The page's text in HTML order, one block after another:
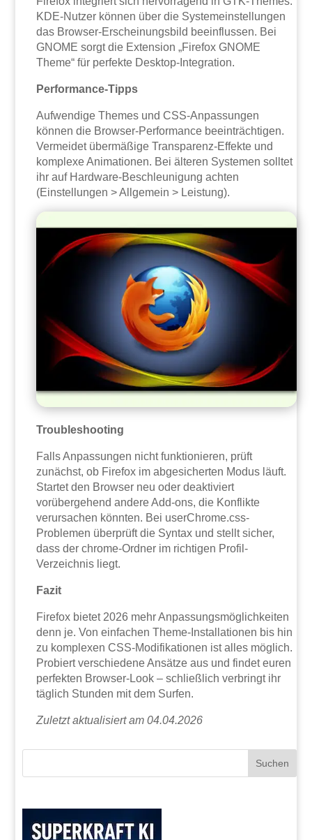
KDE-Nutzer können über die Systemeinstellungen
das Browser-Erscheinungsbild beeinflussen. Bei
GNOME sorgt die Extension „Firefox GNOME
Theme“ für perfekte Desktop-Integration.
Performance-Tipps
Aufwendige Themes und CSS-Anpassungen
können die Browser-Performance beeinträchtigen.
Vermeidet übermäßige Transparenz-Effekte und
komplexe Animationen. Bei älteren Systemen solltet
ihr auf Hardware-Beschleunigung achten
(Einstellungen > Allgemein > Leistung).
Troubleshooting
Falls Anpassungen nicht funktionieren, prüft
zunächst, ob Firefox im abgesicherten Modus läuft.
Startet den Browser neu oder deaktiviert
vorübergehend andere Add-ons, die Konflikte
verursachen könnten. Bei userChrome.css-
Problemen überprüft die Syntax und stellt sicher,
dass der chrome-Ordner im richtigen Profil-
Verzeichnis liegt.
Fazit
Firefox bietet 2026 mehr Anpassungsmöglichkeiten
denn je. Von einfachen Theme-Installationen bis hin
zu komplexen CSS-Modifikationen ist alles möglich.
Probiert verschiedene Ansätze aus und findet euren
perfekten Browser-Look – schließlich verbringt ihr
täglich Stunden mit dem Surfen.
Zuletzt aktualisiert am 04.04.2026